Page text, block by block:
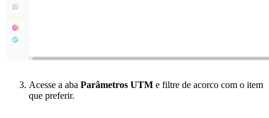
Acesse a aba Parâmetros UTM e filtre de acorco com o item
que preferir.